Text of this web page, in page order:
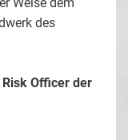
des
Officer der